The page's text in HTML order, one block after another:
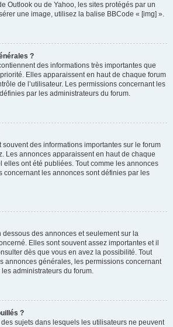
Outlook ou de Yahoo, les sites protégés par un
une image, utilisez la balise BBCode « [img] ».
?
des informations très importantes que
Elles apparaissent en haut de chaque forum
de l’utilisateur. Les permissions concernant les
par les administrateurs du forum.
des informations importantes sur le forum
Les annonces apparaissent en haut de chaque
elles ont été publiées. Tout comme les annonces
concernant les annonces sont définies par les
dessous des annonces et seulement sur la
Elles sont souvent assez importantes et il
dès que vous en avez la possibilité. Tout
annonces générales, les permissions concernant
administrateurs du forum.
?
sujets dans lesquels les utilisateurs ne peuvent